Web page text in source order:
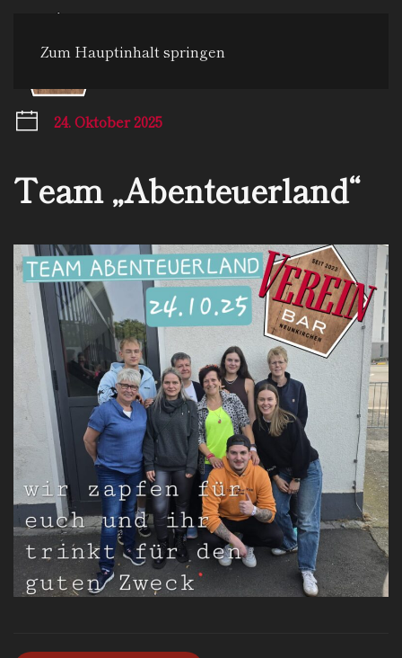
Zum Hauptinhalt springen
24. Oktober 2025
Team „Abenteuerland“